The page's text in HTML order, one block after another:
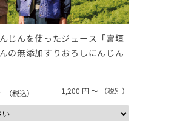
じんを使ったジュース「宮垣
の無添加すりおろしにんじん
（税込） 1,200 円 ～ （税別）